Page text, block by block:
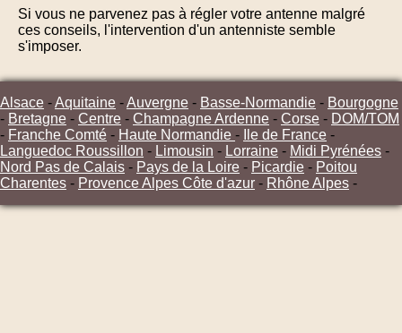
Si vous ne parvenez pas à régler votre antenne malgré
ces conseils, l'intervention d'un antenniste semble
s'imposer.
Alsace -Aquitaine -Auvergne - Basse-Normandie - Bourgogne
- Bretagne - Centre - Champagne Ardenne - Corse - DOM/TOM
- Franche Comté - Haute Normandie - Ile de France -
Languedoc Roussillon - Limousin - Lorraine - Midi Pyrénées -
Nord Pas de Calais - Pays de la Loire - Picardie - Poitou
Charentes - Provence Alpes Côte d'azur - Rhône Alpes -